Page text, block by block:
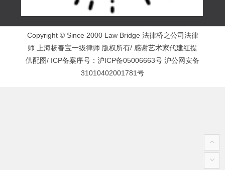
Copyright © Since 2000 Law Bridge 法律桥之公司法律
师 上海杨春宝一级律师 版权所有/ 感谢艺术家代建红提
供配图/ ICP备案序号： 沪ICP备05006663号 沪公网安备
31010402001781号